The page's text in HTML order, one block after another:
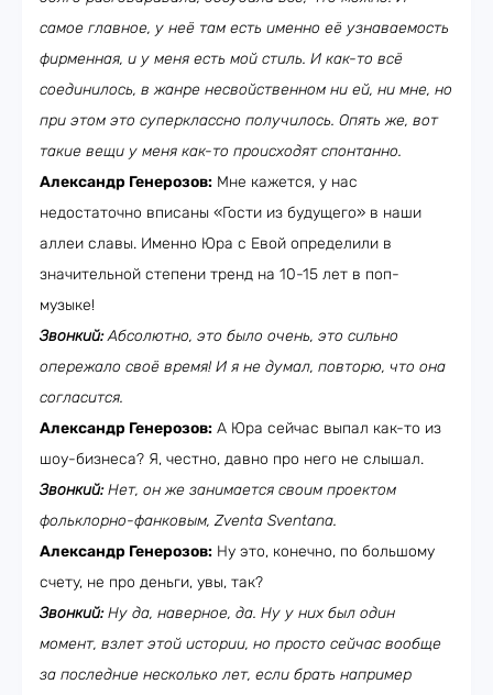
самое главное, у неё там есть именно её узнаваемость
фирменная, и у меня есть мой стиль. И как-то всё
соединилось, в жанре несвойственном ни ей, ни мне, но
при этом это суперклассно получилось. Опять же, вот
такие вещи у меня как-то происходят спонтанно.
Александр Генерозов: Мне кажется, у нас
недостаточно вписаны «Гости из будущего» в наши
аллеи славы. Именно Юра с Евой определили в
значительной степени тренд на 10-15 лет в поп-
музыке!
Звонкий:Абсолютно, это было очень, это сильно
опережало своё время! И я не думал, повторю, что она
согласится.
Александр Генерозов: А Юра сейчас выпал как-то из
шоу-бизнеса? Я, честно, давно про него не слышал.
Звонкий:Нет, он же занимается своим проектом
фольклорно-фанковым, Zventa Sventana.
Александр Генерозов: Ну это, конечно, по большому
счету, не про деньги, увы, так?
Звонкий:Ну да, наверное, да. Ну у них был один
момент, взлет этой истории, но просто сейчас вообще
за последние несколько лет, если брать например